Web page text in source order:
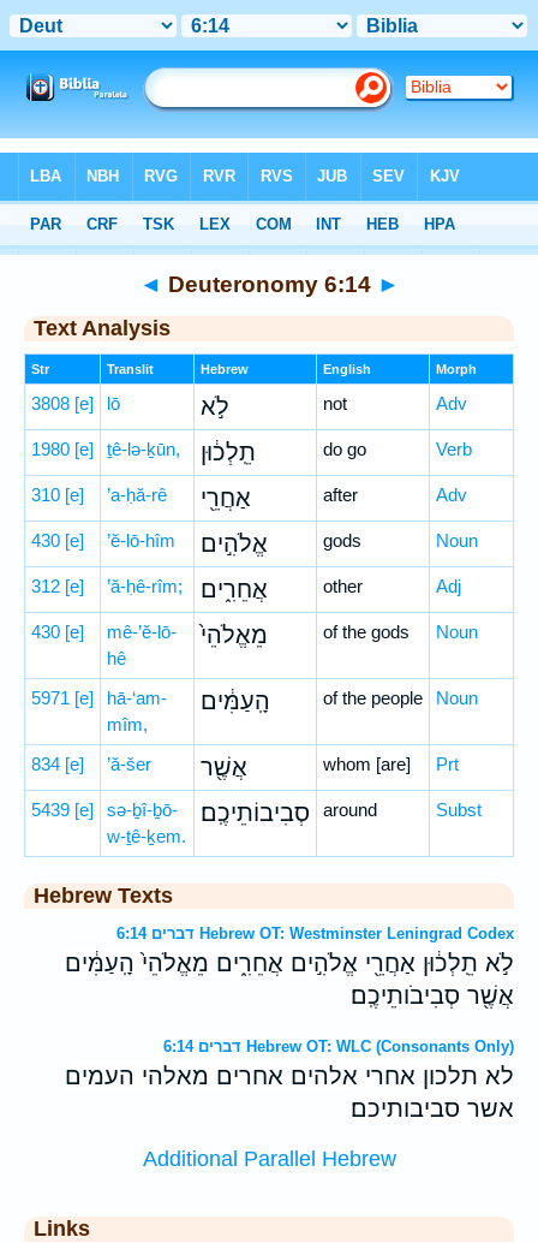
Hebrew> Deuteronomy 6:14
◄ Deuteronomy 6:14 ►
Text Analysis
Str Translit Hebrew English Morph
3808 [e] lō לֹ֣א not Adv
1980 [e] ṯê-lə-ḵūn, תֵֽלְכ֔וּן do go Verb
310 [e] ’a-ḥă-rê אַחֲרֵ֖י after Adv
430 [e] ’ĕ-lō-hîm אֱלֹהִ֣ים gods Noun
312 [e] ’ă-ḥê-rîm; אֲחֵרִ֑ים other Adj
430 [e]
mê-’ĕ-lō-
hê
מֵאֱלֹהֵי֙ of the gods Noun
5971 [e]
hā-‘am-
mîm,
הָֽעַמִּ֔ים of the people Noun
834 [e] ’ă-šer אֲשֶׁ֖ר whom [are] Prt
5439 [e]
sə-ḇî-ḇō-
w-ṯê-ḵem.
סְבִיבוֹתֵיכֶֽם׃ around Subst
Hebrew Texts
דברים 6:14 Hebrew OT: Westminster Leningrad Codex
לֹ֣א תֵֽלְכ֔וּן אַחֲרֵ֖י אֱלֹהִ֣ים אֲחֵרִ֑ים מֵאֱלֹהֵי֙ הָֽעַמִּ֔ים
אֲשֶׁ֖ר סְבִיבֹותֵיכֶֽם׃
דברים 6:14 Hebrew OT: WLC (Consonants Only)
לא תלכון אחרי אלהים אחרים מאלהי העמים
אשר סביבותיכם׃
Additional Parallel Hebrew
Links